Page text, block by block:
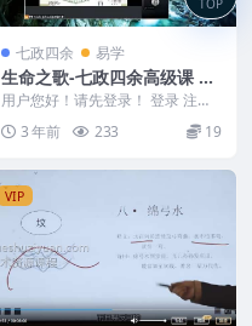
七政四余 易学
生命之歌-七政四余高级课 视
频 2021年七政四余课程
用户您好！请先登录！ 登录 注册
生命之歌-七政四余高级课 视频 20
21年七政...
3 年前 233 19
VIP